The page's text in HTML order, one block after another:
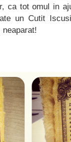
ca tot omul in
un Cutit